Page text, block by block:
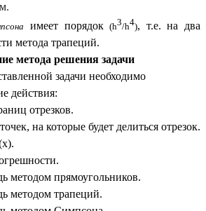
имеет порядок(h3/h4), т.е. на два
метода трапеций.
метода решения задачи
задачи необходимо
действия:
отрезков.
на которые будет делиться отрезок.
методом прямоугольников.
методом трапеций.